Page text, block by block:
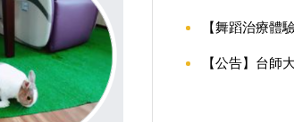
【舞蹈治療體
【公告】台師